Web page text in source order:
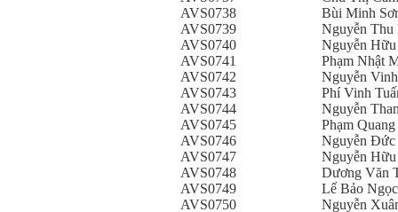
AVS0738
Bùi Minh
AVS0739
Nguyễn Thu
AVS0740
Nguyễn
AVS0741
Phạm Nhật
AVS0742
Nguyễn
AVS0743
Phí Vinh
AVS0744
Nguyễn
AVS0745
Phạm
AVS0746
Nguyễn Đức
AVS0747
Nguyễn
AVS0748
Dương Văn
AVS0749
Lế Bảo Ngọc
AVS0750
Nguyễn